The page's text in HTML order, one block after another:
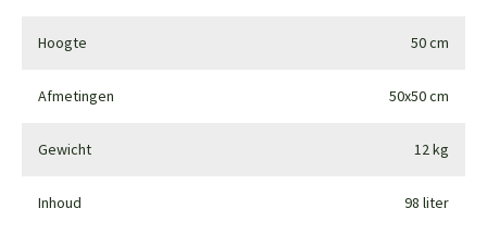
Hoogte 50 cm
Afmetingen 50x50 cm
Gewicht 12 kg
Inhoud 98 liter